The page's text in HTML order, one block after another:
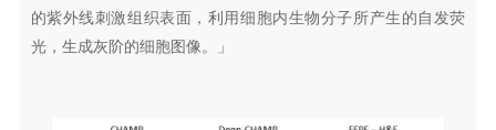
的紫外线刺激组织表面，利用细胞内生物分子所产生的自发荧
光，生成灰阶的细胞图像。」